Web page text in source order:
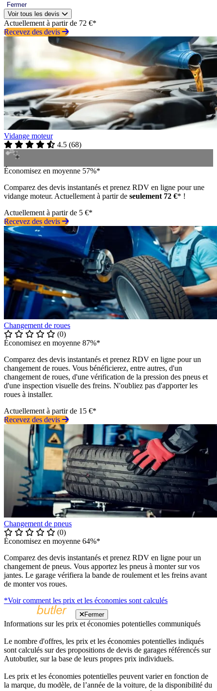
Fermer
Voir tous les devis
Actuellement à partir de 72 €*
Recevez des devis
Vidange moteur
4.5 (68)
Économisez en moyenne 57%*
Comparez des devis instantanés et prenez RDV en ligne pour une
vidange moteur. Actuellement à partir de seulement 72 €* !
Actuellement à partir de 5 €*
Recevez des devis
Changement de roues
(0)
Économisez en moyenne 87%*
Comparez des devis instantanés et prenez RDV en ligne pour un
changement de roues. Vous bénéficierez, entre autres, d'un
changement de roues, d'une vérification de la pression des pneus et
d'une inspection visuelle des freins. N'oubliez pas d'apporter les
roues à installer.
Actuellement à partir de 15 €*
Recevez des devis
Changement de pneus
(0)
Économisez en moyenne 64%*
Comparez des devis instantanés et prenez RDV en ligne pour un
changement de pneus. Vous apportez les pneus à monter sur vos
jantes. Le garage vérifiera la bande de roulement et les freins avant
de monter vos roues.
*Voir comment les prix et les économies sont calculés
Fermer
Informations sur les prix et économies potentielles communiqués
Le nombre d'offres, les prix et les économies potentielles indiqués
sont calculés sur des propositions de devis de garages référencés sur
Autobutler, sur la base de leurs propres prix individuels.
Les prix et les économies potentielles peuvent varier en fonction de
la marque, du modèle, de l’année de la voiture, de la disponibilité du